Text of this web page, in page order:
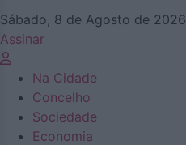
Sábado, 8 de Agosto de 2026
Assinar
Na Cidade
Concelho
Sociedade
Economia